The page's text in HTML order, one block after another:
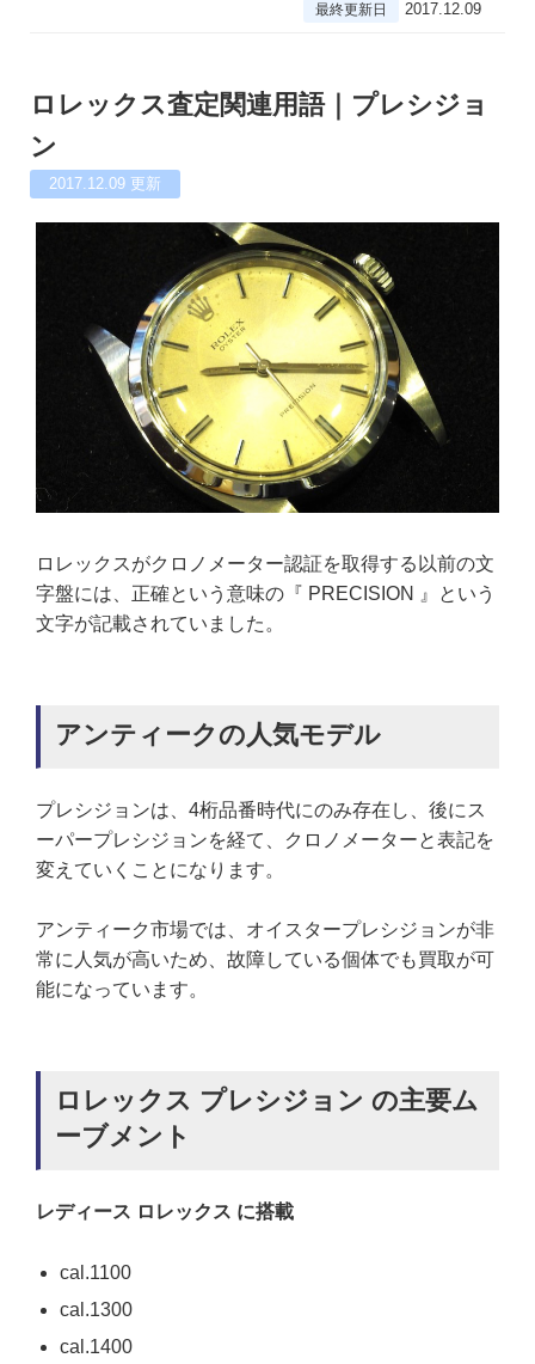
最終更新日 2017.12.09
ロレックス査定関連用語｜プレシジョ
ン
2017.12.09 更新
ロレックスがクロノメーター認証を取得する以前の文
字盤には、正確という意味の『 PRECISION 』という
文字が記載されていました。
アンティークの人気モデル
プレシジョンは、4桁品番時代にのみ存在し、後にス
ーパープレシジョンを経て、クロノメーターと表記を
変えていくことになります。
アンティーク市場では、オイスタープレシジョンが非
常に人気が高いため、故障している個体でも買取が可
能になっています。
ロレックス プレシジョン の主要ム
ーブメント
レディース ロレックス に搭載
cal.1100
cal.1300
cal.1400